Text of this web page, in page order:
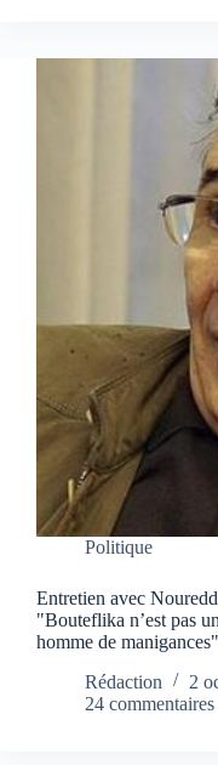
Politique
Entretien avec
"Bouteflika n’est pas
homme de manigances"
Rédaction
2
24 commentaires